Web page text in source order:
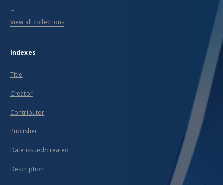
...
View all collections
Indexes
Title
Creator
Contributor
Publisher
Date issued/created
Description